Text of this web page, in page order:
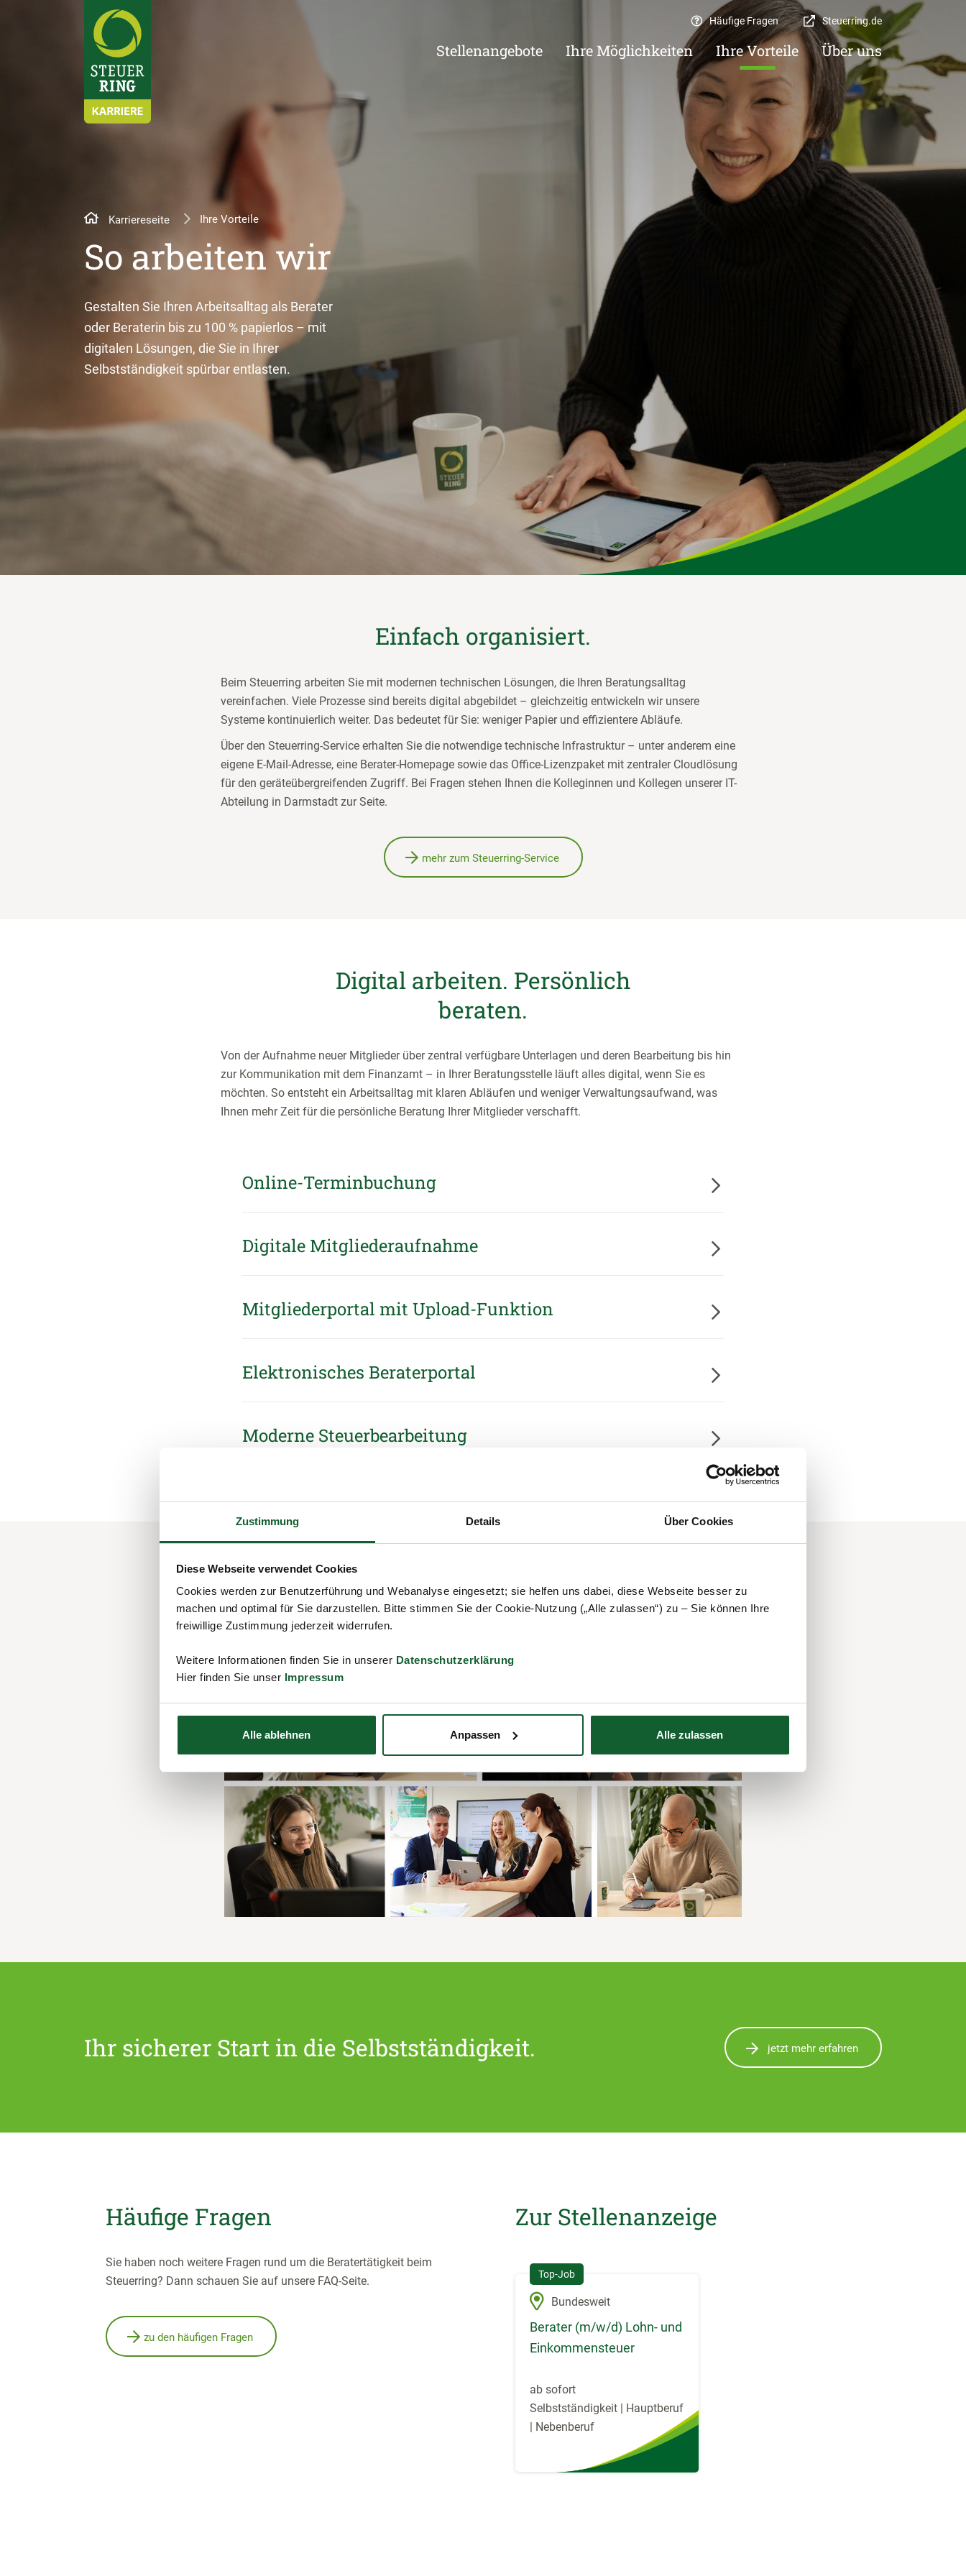
Zustimmung Details Über Cookies
Diese Webseite verwendet Cookies
Cookies werden zur Benutzerführung und Webanalyse eingesetzt; sie helfen uns dabei, diese Webseite besser zu
machen und optimal für Sie darzustellen. Bitte stimmen Sie der Cookie-Nutzung („Alle zulassen“) zu – Sie können Ihre
freiwillige Zustimmung jederzeit widerrufen.
Weitere Informationen finden Sie in unserer Datenschutzerklärung
Hier finden Sie unser Impressum
Alle ablehnen Anpassen Alle zulassen
Stellenangebote Ihre Möglichkeiten Ihre Vorteile Über uns
Häufige Fragen Steuerring.de
Karriereseite Ihre Vorteile
So arbeiten wir
Gestalten Sie Ihren Arbeitsalltag als Berater
oder Beraterin bis zu 100 % papierlos – mit
digitalen Lösungen, die Sie in Ihrer
Selbstständigkeit spürbar entlasten.
Einfach organisiert.
Beim Steuerring arbeiten Sie mit modernen technischen Lösungen, die Ihren Beratungsalltag
vereinfachen. Viele Prozesse sind bereits digital abgebildet – gleichzeitig entwickeln wir unsere
Systeme kontinuierlich weiter. Das bedeutet für Sie: weniger Papier und effizientere Abläufe.
Über den Steuerring-Service erhalten Sie die notwendige technische Infrastruktur – unter anderem eine
eigene E-Mail-Adresse, eine Berater-Homepage sowie das Office-Lizenzpaket mit zentraler Cloudlösung
für den geräteübergreifenden Zugriff. Bei Fragen stehen Ihnen die Kolleginnen und Kollegen unserer IT-
Abteilung in Darmstadt zur Seite.
mehr zum Steuerring-Service
Digital arbeiten. Persönlich
beraten.
Von der Aufnahme neuer Mitglieder über zentral verfügbare Unterlagen und deren Bearbeitung bis hin
zur Kommunikation mit dem Finanzamt – in Ihrer Beratungsstelle läuft alles digital, wenn Sie es
möchten. So entsteht ein Arbeitsalltag mit klaren Abläufen und weniger Verwaltungsaufwand, was
Ihnen mehr Zeit für die persönliche Beratung Ihrer Mitglieder verschafft.
Online-Terminbuchung
Digitale Mitgliederaufnahme
Mitgliederportal mit Upload-Funktion
Elektronisches Beraterportal
Moderne Steuerbearbeitung
Gut vernetzt mit Ihren Kollegen und
Mitgliedern
Ihr sicherer Start in die Selbstständigkeit. jetzt mehr erfahren
Häufige Fragen
Sie haben noch weitere Fragen rund um die Beratertätigkeit beim
Steuerring? Dann schauen Sie auf unsere FAQ-Seite.
zu den häufigen Fragen
Zur Stellenanzeige
Top-Job
Bundesweit
Berater (m/w/d) Lohn- und
Einkommensteuer
ab sofort
Selbstständigkeit | Hauptberuf
| Nebenberuf